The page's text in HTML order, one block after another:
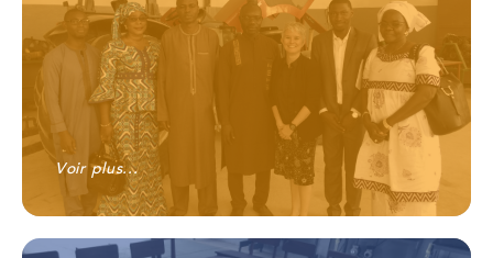
Voir plus...